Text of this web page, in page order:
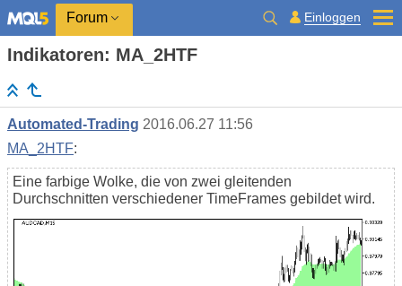
Forum Einloggen
Indikatoren: MA_2HTF
Automated-Trading 2016.06.27 11:56
MA_2HTF:
Eine farbige Wolke, die von zwei gleitenden
Durchschnitten verschiedener TimeFrames gebildet wird.